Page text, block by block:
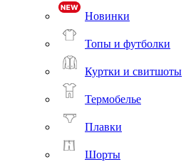
Новинки
Топы и футболки
Куртки и свитшоты
Термобелье
Плавки
Шорты